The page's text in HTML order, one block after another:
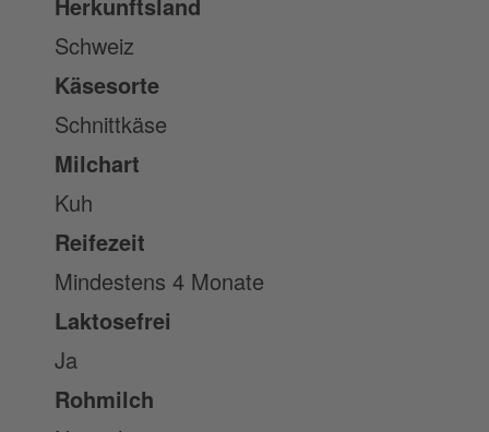
Schweiz
Käsesorte
Schnittkäse
Milchart
Kuh
Reifezeit
Mindestens 4 Monate
Laktosefrei
Ja
Rohmilch